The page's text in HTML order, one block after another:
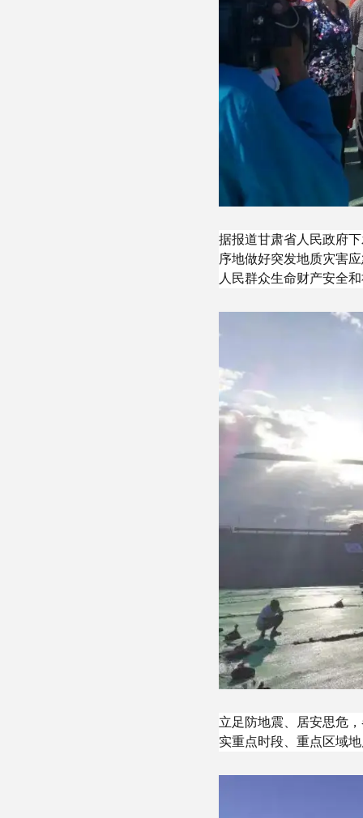
据报道甘肃省人民政府
序地做好突发地质灾害
人民群众生命财产安全
立足防地震、居安思危
实重点时段、重点区域